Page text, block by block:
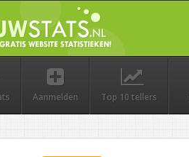
Aanmelden Top 10 tellers